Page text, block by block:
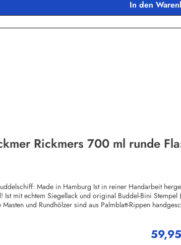
In den
Rickmers 700 ml runde
worden! Hat einen Ständer aus
mit echtem Siegellack und original Buddel-Bini
und Rundhölzer sind aus Palmblatt-Rippen
wir ausschließlich volljährige Mitarbeiter aus